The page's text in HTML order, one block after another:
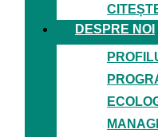
DESPRE NOI